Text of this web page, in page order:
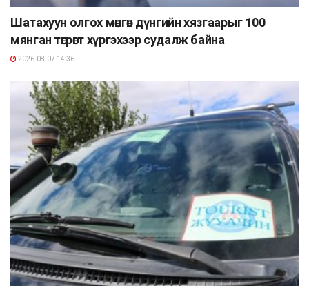
Шатахуун олгох мөнгөн дүнгийн хязгаарыг 100
мянган төгрөгт хүргэхээр судалж байна
2026-08-07 14:36